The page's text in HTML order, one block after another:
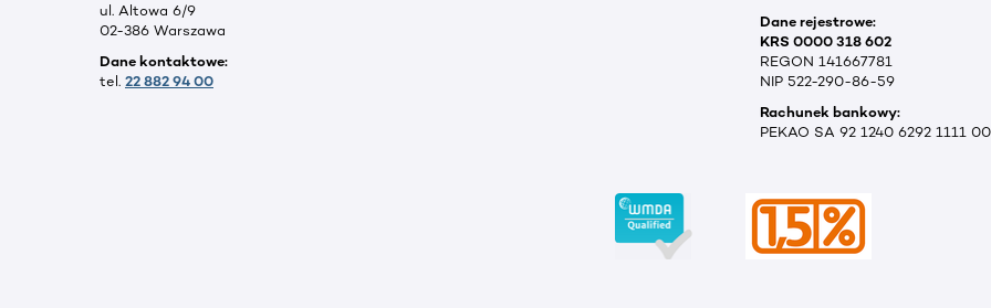
ul. Altowa 6/9
02-386 Warszawa
Dane kontaktowe:
tel. 22 882 94 00
Dane rejestrowe:
KRS 0000 318 602
REGON 141667781
NIP 522-290-86-59
Rachunek bankowy:
PEKAO SA 92 1240 6292 1111